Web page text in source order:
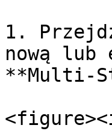
1.
nową
**Multi-